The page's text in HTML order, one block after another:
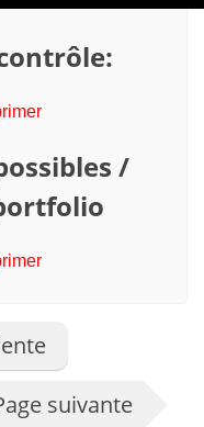
/
suivante